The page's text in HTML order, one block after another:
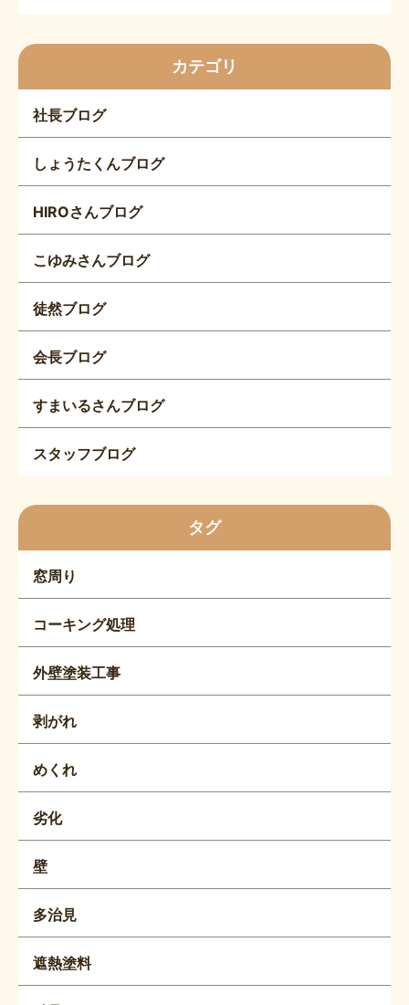
カテゴリ
社長ブログ
しょうたくんブログ
HIROさんブログ
こゆみさんブログ
徒然ブログ
会長ブログ
すまいるさんブログ
スタッフブログ
タグ
窓周り
コーキング処理
外壁塗装工事
剥がれ
めくれ
劣化
壁
多治見
遮熱塗料